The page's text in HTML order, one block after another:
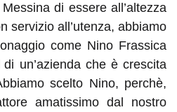
di essere all’altezza
servizio all’utenza, abbiamo
come Nino Frassica
un’azienda che è crescita
scelto Nino, perchè,
amatissimo dal nostro